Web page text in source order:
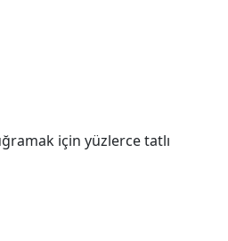
için yüzlerce tatlı